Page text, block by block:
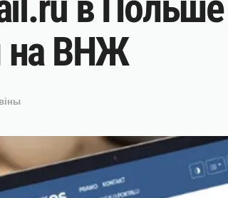
на ВНЖ